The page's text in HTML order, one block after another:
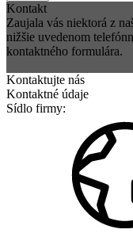
Kontakt
Zaujala vás niektorá z
nižšie uvedenom
kontaktného formulára.
Kontaktujte nás
Kontaktné údaje
Sídlo firmy: